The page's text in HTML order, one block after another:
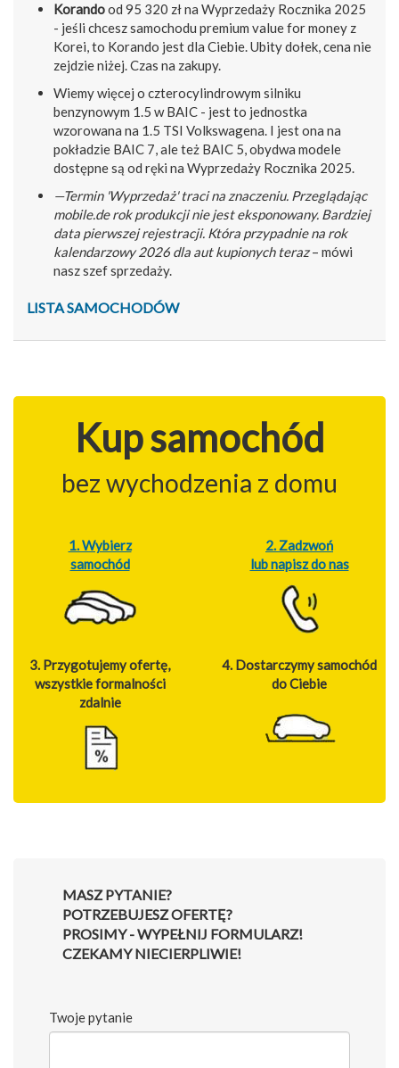
Korandood 95 320 zł na Wyprzedaży Rocznika 2025
- jeśli chcesz samochodu premium value for money z
Korei, to Korando jest dla Ciebie. Ubity dołek, cena nie
zejdzie niżej. Czas na zakupy.
Wiemy więcej o czterocylindrowym silniku
benzynowym 1.5 w BAIC - jest to jednostka
wzorowana na 1.5 TSI Volkswagena. I jest ona na
pokładzie BAIC 7, ale też BAIC 5, obydwa modele
dostępne są od ręki na Wyprzedaży Rocznika 2025.
—Termin 'Wyprzedaż' traci na znaczeniu. Przeglądając
mobile.de rok produkcji nie jest eksponowany. Bardziej
data pierwszej rejestracji. Która przypadnie na rok
kalendarzowy 2026 dla aut kupionych teraz– mówi
nasz szef sprzedaży.
LISTA SAMOCHODÓW
Kup samochód
bez wychodzenia z domu
1. Wybierz
samochód
2. Zadzwoń
lub napisz do nas
3. Przygotujemy ofertę,
wszystkie formalności
zdalnie
4. Dostarczymy samochód
do Ciebie
MASZ PYTANIE?
POTRZEBUJESZ OFERTĘ?
PROSIMY - WYPEŁNIJ FORMULARZ!
CZEKAMY NIECIERPLIWIE!
Twoje pytanie